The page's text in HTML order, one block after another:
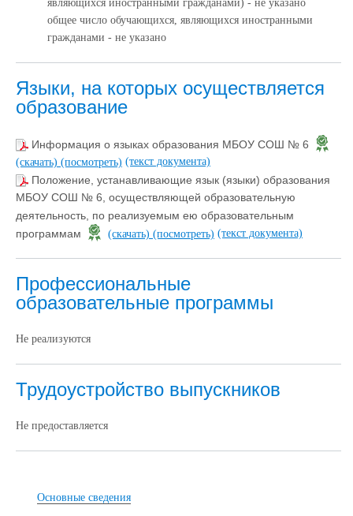
являющихся иностранными гражданами) - не указано
общее число обучающихся, являющихся иностранными
гражданами - не указано
Языки, на которых осуществляется
образование
Информация о языках образования МБОУ СОШ № 6
(скачать) (посмотреть) (текст документа)
Положение, устанавливающие язык (языки) образования
МБОУ СОШ № 6, осуществляющей образовательную
деятельность, по реализуемым ею образовательным
программам
(скачать) (посмотреть) (текст документа)
Профессиональные
образовательные программы
Не реализуются
Трудоустройство выпускников
Не предоставляется
Основные сведения